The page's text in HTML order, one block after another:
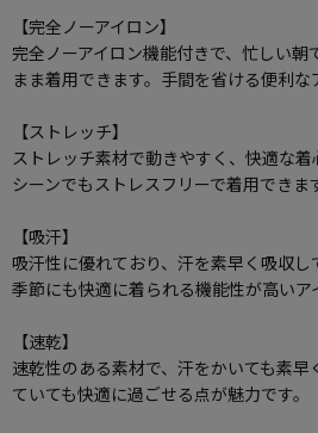
【完全ノーアイロン】
完全ノーアイロン機能付きで、忙しい朝
まま着用できます。手間を省ける便利な
【ストレッチ】
ストレッチ素材で動きやすく、快適な
シーンでもストレスフリーで着用できま
【吸汗】
吸汗性に優れており、汗を素早く吸収
季節にも快適に着られる機能性が高いア
【速乾】
速乾性のある素材で、汗をかいても素早
ていても快適に過ごせる点が魅力です。